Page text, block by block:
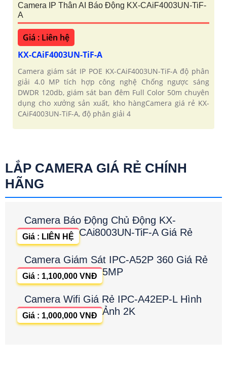
Camera IP Thân AI Báo Động KX-CAiF4003UN-TiF-
A
Giá : Liên hệ
KX-CAiF4003UN-TiF-A
Camera giám sát IP POE KX-CAiF4003UN-TiF-A độ phân
giải 4.0 MP tích hợp công nghệ Chống ngược sáng
DWDR 120db, giám sát ban đêm Full Color 50m chuyên
dụng cho xưởng sản xuất, kho hàngCamera giá rẻ KX-
CAiF4003UN-TiF-A, độ phân giải 4
LẮP CAMERA GIÁ RẺ CHÍNH
HÃNG
Camera Báo Động Chủ Động KX-
CAi8003UN-TiF-A Giá Rẻ
Giá : LIÊN HỆ
Camera Giám Sát IPC-A52P 360 Giá Rẻ
5MP
Giá : 1,100,000 VNĐ
Camera Wifi Giá Rẻ IPC-A42EP-L Hình
Ảnh 2K
Giá : 1,000,000 VNĐ